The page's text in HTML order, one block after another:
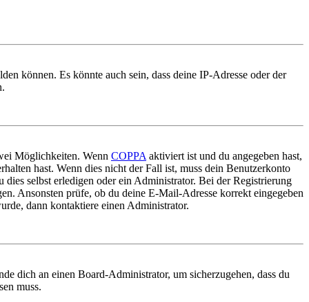
können. Es könnte auch sein, dass deine IP-Adresse oder der
Möglichkeiten. Wenn COPPA aktiviert ist und du angegeben hast,
hast. Wenn dies nicht der Fall ist, muss dein Benutzerkonto
selbst erledigen oder ein Administrator. Bei der Registrierung
Ansonsten prüfe, ob du deine E-Mail-Adresse korrekt eingegeben
dann kontaktiere einen Administrator.
dich an einen Board-Administrator, um sicherzugehen, dass du
muss.